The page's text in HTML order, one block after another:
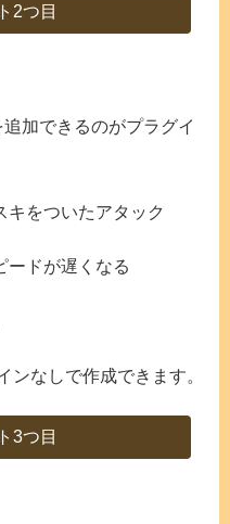
2つ目
加できるのがプラグイ
キをついたアタック
ードが遅くなる
ンなしで作成できます。
3つ目